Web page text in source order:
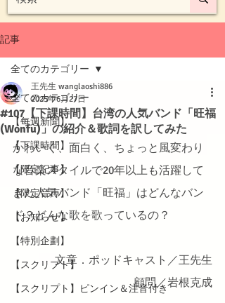
記事
全てのカテゴリー
【每週新聞】
【下課時間】
【限定記事】
【限定音声】
【お知らせ】
【特別企劃】
【スクリプト】
【スクリプト】ピンイン＆注音付き
全てのカテゴリー
#107【下課時間】台湾の人気バンド「旺福
(Wonfu)」の紹介＆歌詞を訳してみた
王先生 wanglaoshi886
2025年6月27日
かわいく、面白く、ちょっと風変わり
な音楽スタイルで20年以上も活躍して
きた人気バンド「旺福」はどんなバン
ド？どんな歌を歌っているの？
文章．ポッドキャスト／王先生
顧問／岩根克成